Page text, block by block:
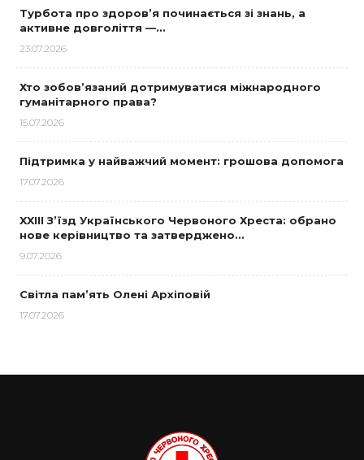
Турбота про здоров’я починається зі знань, а
активне довголіття —…
23.07.2026
Хто зобов’язаний дотримуватися міжнародного
гуманітарного права?
15.07.2026
Підтримка у найважчий момент: грошова допомога
17.07.2026
XXIII З’їзд Українського Червоного Хреста: обрано
нове керівництво та затверджено…
9.07.2026
Світла пам’ять Олені Архіповій
17.07.2026